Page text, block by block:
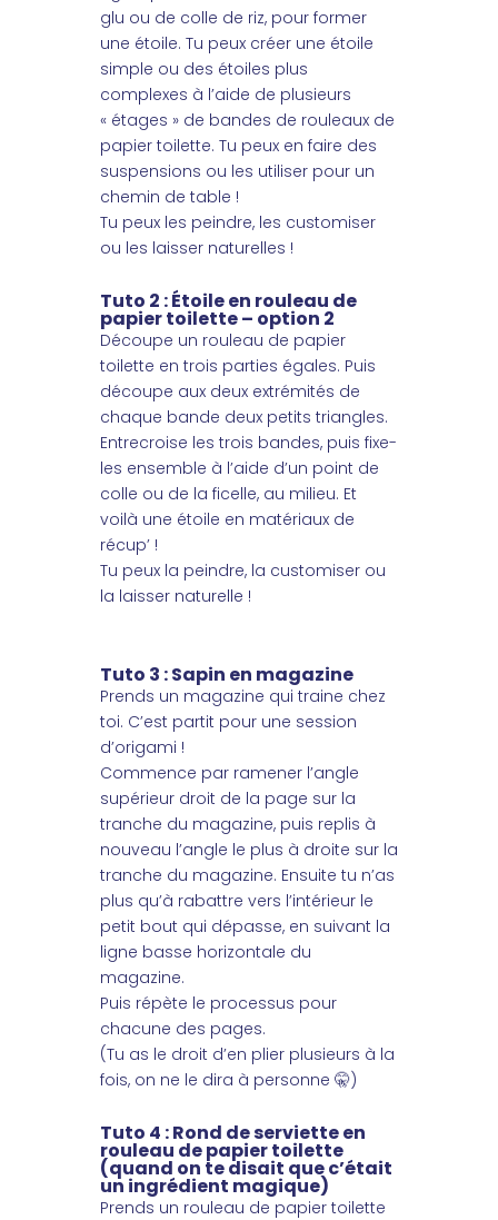
glu ou de colle de riz, pour former
une étoile. Tu peux créer une étoile
simple ou des étoiles plus
complexes à l’aide de plusieurs
« étages » de bandes de rouleaux de
papier toilette. Tu peux en faire des
suspensions ou les utiliser pour un
chemin de table !
Tu peux les peindre, les customiser
ou les laisser naturelles !
Tuto 2 : Étoile en rouleau de
papier toilette – option 2
Découpe un rouleau de papier
toilette en trois parties égales. Puis
découpe aux deux extrémités de
chaque bande deux petits triangles.
Entrecroise les trois bandes, puis fixe-
les ensemble à l’aide d’un point de
colle ou de la ficelle, au milieu. Et
voilà une étoile en matériaux de
récup’ !
Tu peux la peindre, la customiser ou
la laisser naturelle !
Tuto 3 : Sapin en magazine
Prends un magazine qui traine chez
toi. C’est partit pour une session
d’origami !
Commence par ramener l’angle
supérieur droit de la page sur la
tranche du magazine, puis replis à
nouveau l’angle le plus à droite sur la
tranche du magazine. Ensuite tu n’as
plus qu’à rabattre vers l’intérieur le
petit bout qui dépasse, en suivant la
ligne basse horizontale du
magazine.
Puis répète le processus pour
chacune des pages.
(Tu as le droit d’en plier plusieurs à la
fois, on ne le dira à personne 🤫)
Tuto 4 : Rond de serviette en
rouleau de papier toilette
(quand on te disait que c’était
un ingrédient magique)
Prends un rouleau de papier toilette